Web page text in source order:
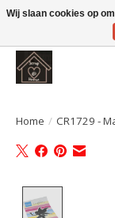
Large selection of
Home / CR1729 -
Wij slaan cookies op